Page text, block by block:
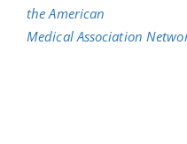
the American
Medical Association